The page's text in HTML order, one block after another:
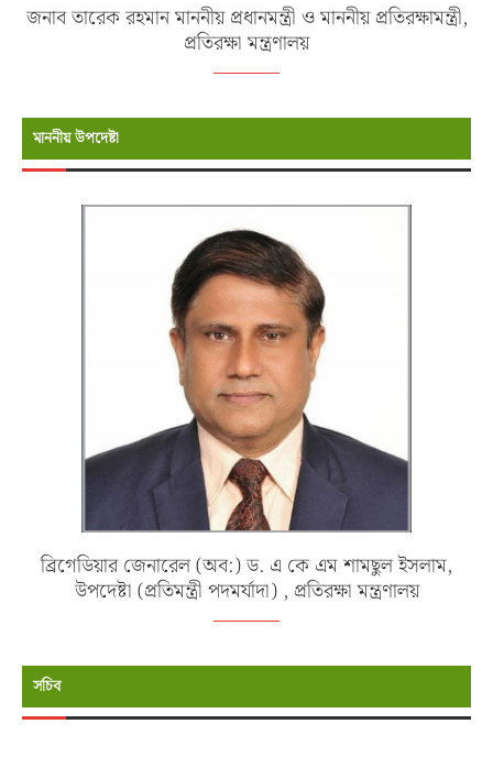
জনাব তারেক রহমান মাননীয় প্রধানমন্ত্রী ও মাননীয় প্রতিরক্ষামন্ত্রী,
প্রতিরক্ষা মন্ত্রণালয়
মাননীয় উপদেষ্টা
ব্রিগেডিয়ার জেনারেল (অব:) ড. এ কে এম শামছুল ইসলাম,
উপদেষ্টা (প্রতিমন্ত্রী পদমর্যাদা) , প্রতিরক্ষা মন্ত্রণালয়
সচিব